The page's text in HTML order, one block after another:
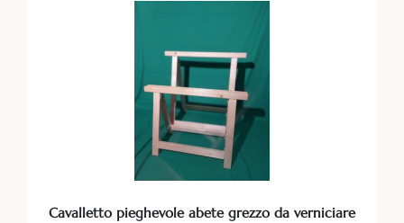
Cavalletto pieghevole abete grezzo da verniciare